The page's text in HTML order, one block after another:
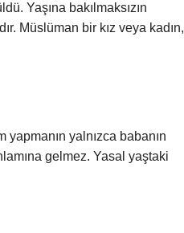
Yaşına bakılmaksızın
Müslüman bir kız veya kadın,
yapmanın yalnızca babanın
gelmez. Yasal yaştaki